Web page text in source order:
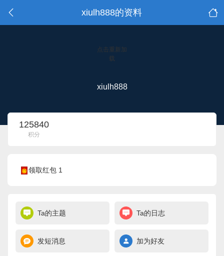
xiulh888的资料
点击重新加
载
xiulh888
125840
积分
领取红包 1
Ta的主题 Ta的日志
发短消息 加为好友